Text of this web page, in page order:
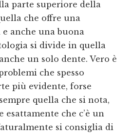
parte superiore della
che offre una
anche una buona
si divide in quella
un solo dente. Vero è
che spesso
più evidente, forse
quella che si nota,
esattamente che c’è un
si consiglia di